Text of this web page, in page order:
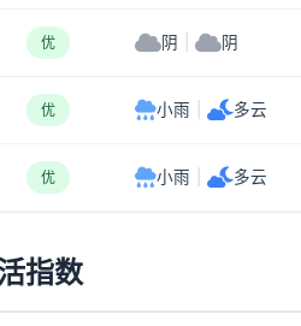
优 阴 阴
优 小雨 多云
优 小雨 多云
指数